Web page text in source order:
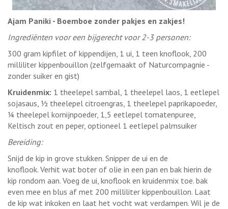
Ajam Paniki - Boemboe zonder pakjes en zakjes!
Ingrediënten voor een bijgerecht voor 2-3 personen:
300 gram kipfilet of kippendijen, 1 ui, 1 teen knoflook, 200
milliliter kippenbouillon (zelfgemaakt of Naturcompagnie -
zonder suiker en gist)
Kruidenmix: 1 theelepel sambal, 1 theelepel laos, 1 eetlepel
sojasaus, ½ theelepel citroengras, 1 theelepel paprikapoeder,
¼ theelepel komijnpoeder, 1,5 eetlepel tomatenpuree,
Keltisch zout en peper, optioneel 1 eetlepel palmsuiker
Bereiding:
Snijd de kip in grove stukken. Snipper de ui en de
knoflook. Verhit wat boter of olie in een pan en bak hierin de
kip rondom aan. Voeg de ui, knoflook en kruidenmix toe. bak
even mee en blus af met 200 milliliter kippenbouillon. Laat
de kip wat inkoken en laat het vocht wat verdampen. Wil je de